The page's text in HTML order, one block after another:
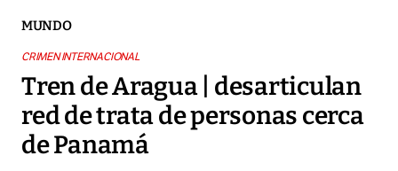
MUNDO
CRIMEN INTERNACIONAL
Tren de Aragua | desarticulan
red de trata de personas cerca
de Panamá